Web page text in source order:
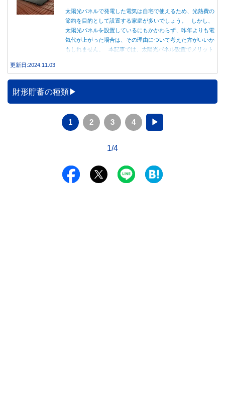
太陽光パネルで発電した電気は自宅で使えるため、光熱費の
節約を目的として設置する家庭が多いでしょう。 しかし、
太陽光パネルを設置しているにもかかわらず、昨年よりも電
気代が上がった場合は、その理由について考えた方がいいか
もしれません。 本記事では、太陽光パネル設置でメリット
更新日:2024.11.03
財形貯蓄の種類
1 2 3 4 ▶
1/4